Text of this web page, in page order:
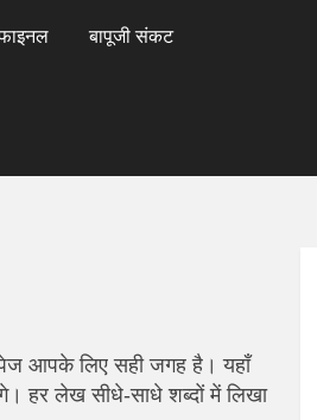
बापूजी संकट
पेज आपके लिए सही जगह है। यहाँ
हर लेख सीधे‑साधे शब्दों में लिखा